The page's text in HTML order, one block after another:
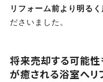
リフォーム前より明るく
ださいました。
将来売却する可能性
が癒される浴室へリ